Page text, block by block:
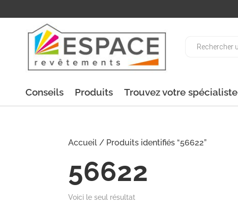
Conseils Produits Trouvez votre spécialiste
Accueil / Produits identifiés “56622”
56622
Voici le seul résultat